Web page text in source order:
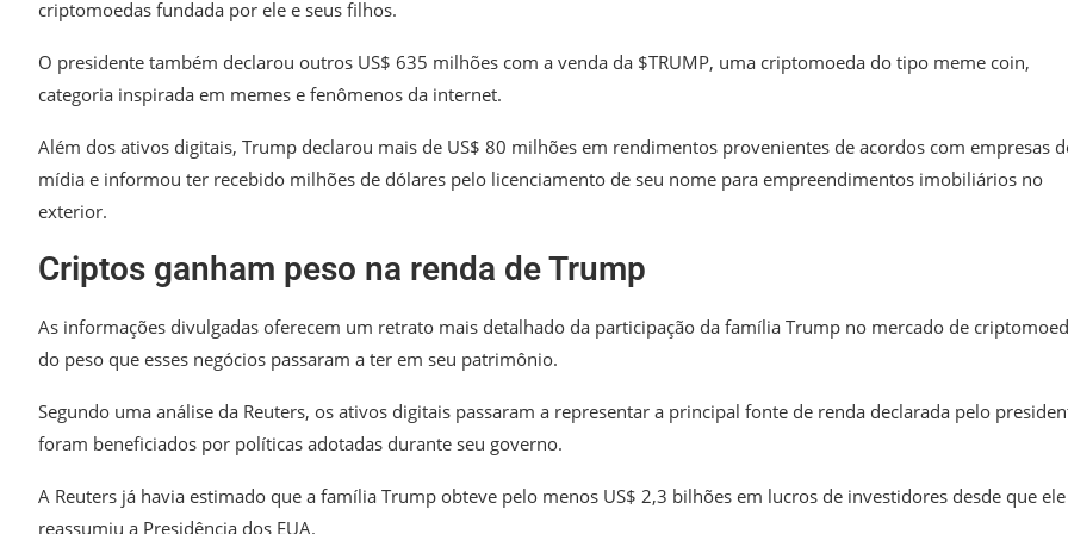
criptomoedas fundada por ele e seus filhos.
O presidente também declarou outros US$ 635 milhões com a venda da $TRUMP, uma criptomoeda do tipo meme coin,
categoria inspirada em memes e fenômenos da internet.
Além dos ativos digitais, Trump declarou mais de US$ 80 milhões em rendimentos provenientes de acordos com empresas
mídia e informou ter recebido milhões de dólares pelo licenciamento de seu nome para empreendimentos imobiliários no
exterior.
Criptos ganham peso na renda de Trump
As informações divulgadas oferecem um retrato mais detalhado da participação da família Trump no mercado de
do peso que esses negócios passaram a ter em seu patrimônio.
Segundo uma análise da Reuters, os ativos digitais passaram a representar a principal fonte de renda declarada pelo
foram beneficiados por políticas adotadas durante seu governo.
A Reuters já havia estimado que a família Trump obteve pelo menos US$ 2,3 bilhões em lucros de investidores desde que ele
reassumiu a Presidência dos EUA.